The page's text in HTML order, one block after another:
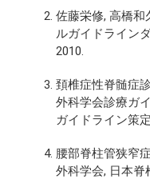
佐藤栄修, 高橋和
ルガイドライン
2010.
頚椎症性脊髄症
外科学会診療ガ
ガイドライン
腰部脊柱管狭窄
外科学会, 日本脊